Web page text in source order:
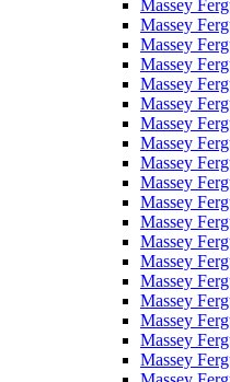
Massey
Massey
Massey
Massey
Massey
Massey
Massey
Massey
Massey
Massey
Massey
Massey
Massey
Massey
Massey
Massey
Massey
Massey
Massey